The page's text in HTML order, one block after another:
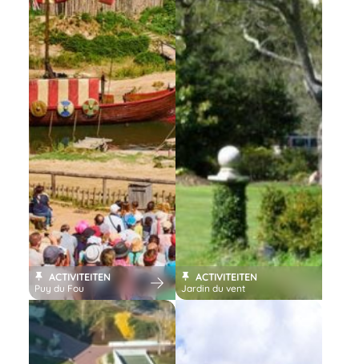
ACTIVITEITEN
Puy du Fou
ACTIVITEITEN
Jardin du vent